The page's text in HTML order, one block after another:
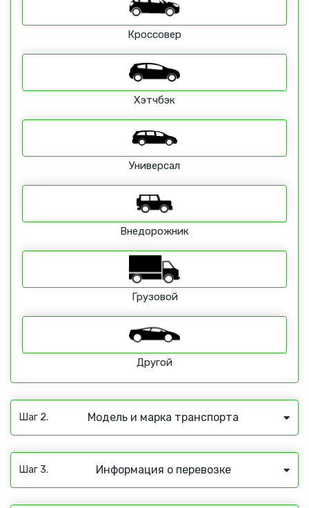
Кроссовер
Хэтчбэк
Универсал
Внедорожник
Грузовой
Другой
Шаг 2. Модель и марка транспорта
Шаг 3. Информация о перевозке